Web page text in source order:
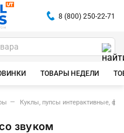
8 (800) 250-22-71
ТОВАРЫ НЕДЕЛИ
Куклы, пупсы интерактивные,
звуком